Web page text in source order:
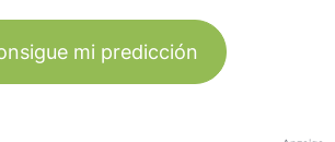
mi predicción